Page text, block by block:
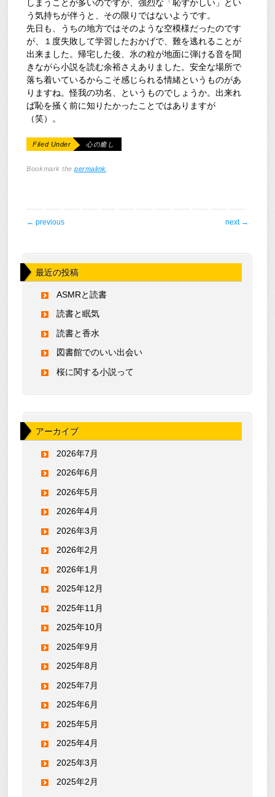
しまうことが多いのですが、強烈な「恥ずかしい」とい
う気持ちが伴うと、その限りではないようです。
先日も、うちの地方ではそのような空模様だったのです
が、１度失敗して学習したおかげで、難を逃れることが
出来ました。帰宅した後、氷の粒が地面に弾ける音を聞
きながら小説を読む余裕さえありました。安全な場所で
落ち着いているからこそ感じられる情緒というものがあ
りますね。怪我の功名、というものでしょうか。出来れ
ば恥を掻く前に知りたかったことではありますが
（笑）。
Filed Under 心の癒し
Bookmark thepermalink.
post navigation
← previous next →
最近の投稿
ASMRと読書
読書と眠気
読書と香水
図書館でのいい出会い
桜に関する小説って
アーカイブ
2026年7月
2026年6月
2026年5月
2026年4月
2026年3月
2026年2月
2026年1月
2025年12月
2025年11月
2025年10月
2025年9月
2025年8月
2025年7月
2025年6月
2025年5月
2025年4月
2025年3月
2025年2月